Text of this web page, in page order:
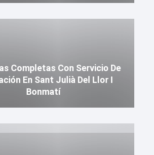
Completas Con Servicio De
En Sant Julià Del Llor I
Bonmatí